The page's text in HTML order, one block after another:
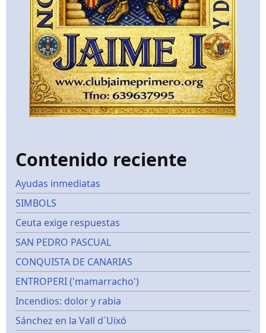
Contenido reciente
Ayudas inmediatas
SIMBOLS
Ceuta exige respuestas
SAN PEDRO PASCUAL
CONQUISTA DE CANARIAS
ENTROPERI ('mamarracho')
Incendios: dolor y rabia
Sánchez en la Vall d´Uixó